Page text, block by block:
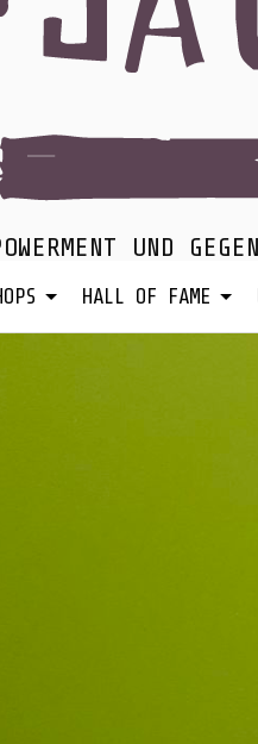
UND
HALL OF FAME